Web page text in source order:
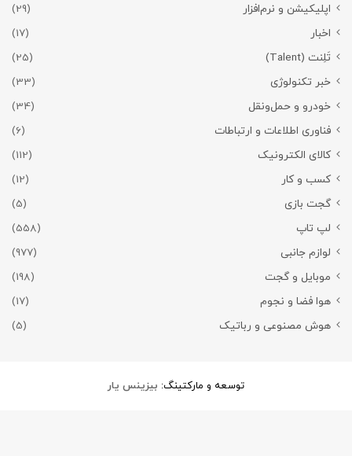
اپلیکیشن و نرم‌افزار
(29)
اخبار
(17)
تَلِنت (Talent)
(25)
خبر تکنولوژی
(33)
خودرو و حمل‌و‌نقل
(34)
فناوری اطلاعات و ارتباطات
(6)
کالای الکترونیک
(112)
کسب و کار
(12)
گجت بازی
(5)
لپ تاپ
(558)
لوازم جانبی
(977)
موبایل و گجت
(198)
هوا فضا و نجوم
(17)
هوش مصنوعی و رباتیک
(5)
توسعه و مارکتینگ: بیزینس یار